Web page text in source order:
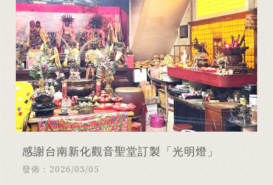
感謝台南新化觀音聖堂訂製「光明燈」
發佈：2026/03/05